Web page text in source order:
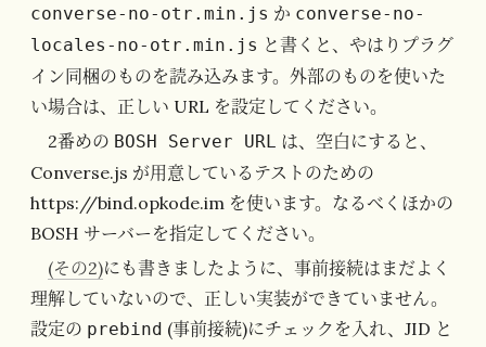
converse-no-otr.min.js か converse-no-
locales-no-otr.min.js と書くと、やはりプラグ
イン同梱のものを読み込みます。外部のものを使いた
い場合は、正しい URL を設定してください。
2番めの BOSH Server URL は、空白にすると、
Converse.js が用意しているテストのための
https://bind.opkode.im を使います。なるべくほかの
BOSH サーバーを指定してください。
(その2)にも書きましたように、事前接続はまだよく
理解していないので、正しい実装ができていません。
設定の prebind (事前接続)にチェックを入れ、JID と